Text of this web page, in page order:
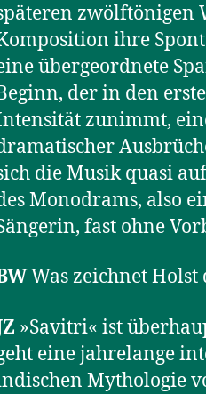
zwölftönigen
ihre
übergeordnete
der in den
zunimmt,
die Musik quasi
Monodrams, also
fast ohne
Was zeichnet Holst
»Savitri« ist
eine jahrelange
Mythologie